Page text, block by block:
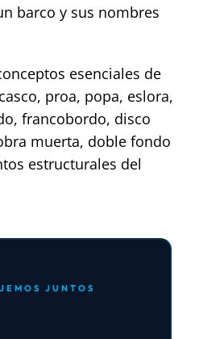
barco y sus nombres
esenciales de
proa, popa, eslora,
francobordo, disco
muerta, doble fondo
estructurales del
JUNTOS